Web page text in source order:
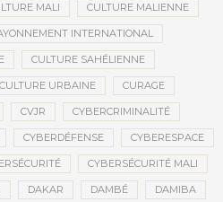
MALI CULTURE MALIENNE
INTERNATIONAL
CULTURE SAHÉLIENNE
CULTURE URBAINE CURAGE
CVJR CYBERCRIMINALITÉ
CYBERDÉFENSE CYBERESPACE
CYBERSÉCURITÉ MALI
DAKAR DAMBÉ DAMIBA